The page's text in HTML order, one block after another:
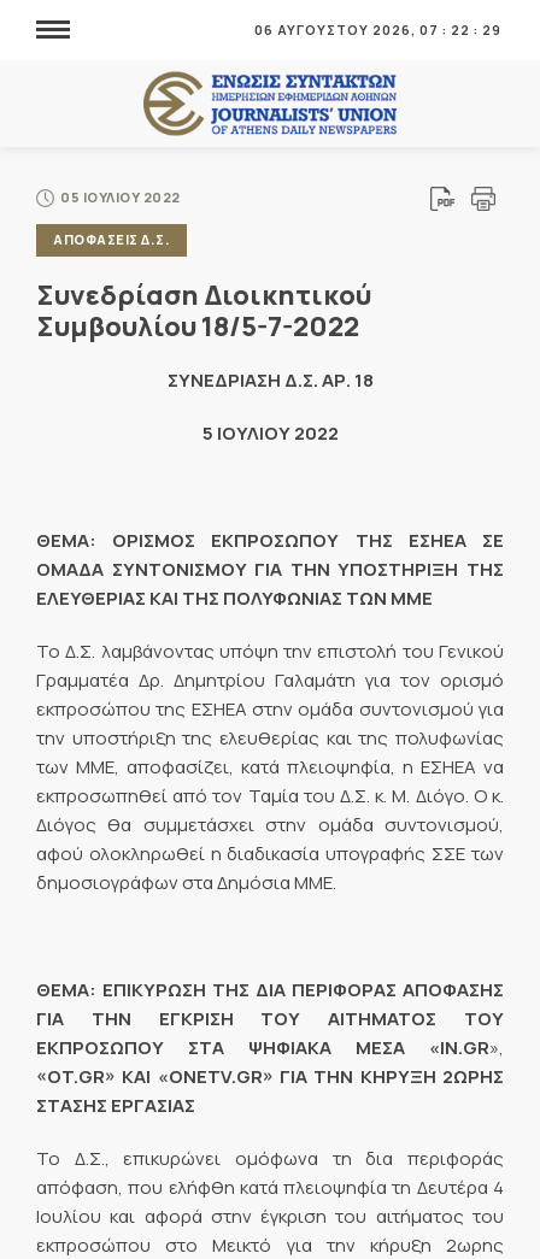
06 ΑΥΓΟΥΣΤΟΥ 2026, 07 : 22 : 29
05 ΙΟΥΛΙΟΥ 2022
ΑΠΟΦΑΣΕΙΣ Δ.Σ.
Συνεδρίαση Διοικητικού
Συμβουλίου 18/5-7-2022
ΣΥΝΕΔΡΙΑΣΗ Δ.Σ. ΑΡ. 18
5 ΙΟΥΛΙΟΥ 2022
ΘΕΜΑ: ΟΡΙΣΜΟΣ ΕΚΠΡΟΣΩΠΟΥ ΤΗΣ ΕΣΗΕΑ ΣΕ
ΟΜΑΔΑ ΣΥΝΤΟΝΙΣΜΟΥ ΓΙΑ ΤΗΝ ΥΠΟΣΤΗΡΙΞΗ ΤΗΣ
ΕΛΕΥΘΕΡΙΑΣ ΚΑΙ ΤΗΣ ΠΟΛΥΦΩΝΙΑΣ ΤΩΝ ΜΜΕ
Το Δ.Σ. λαμβάνοντας υπόψη την επιστολή του Γενικού
Γραμματέα Δρ. Δημητρίου Γαλαμάτη για τον ορισμό
εκπροσώπου της ΕΣΗΕΑ στην ομάδα συντονισμού για
την υποστήριξη της ελευθερίας και της πολυφωνίας
των ΜΜΕ, αποφασίζει, κατά πλειοψηφία, η ΕΣΗΕΑ να
εκπροσωπηθεί από τον Ταμία του Δ.Σ. κ. Μ. Διόγο. Ο κ.
Διόγος θα συμμετάσχει στην ομάδα συντονισμού,
αφού ολοκληρωθεί η διαδικασία υπογραφής ΣΣΕ των
δημοσιογράφων στα Δημόσια ΜΜΕ.
ΘΕΜΑ: ΕΠΙΚΥΡΩΣΗ ΤΗΣ ΔΙΑ ΠΕΡΙΦΟΡΑΣ ΑΠΟΦΑΣΗΣ
ΓΙΑ ΤΗΝ ΕΓΚΡΙΣΗ ΤΟΥ ΑΙΤΗΜΑΤΟΣ ΤΟΥ
ΕΚΠΡΟΣΩΠΟΥ ΣΤΑ ΨΗΦΙΑΚΑ ΜΕΣΑ «IN.GR»,
«OT.GR» ΚΑΙ «ONETV.GR» ΓΙΑ ΤΗΝ ΚΗΡΥΞΗ 2ΩΡΗΣ
ΣΤΑΣΗΣ ΕΡΓΑΣΙΑΣ
Το Δ.Σ., επικυρώνει ομόφωνα τη δια περιφοράς
απόφαση, που ελήφθη κατά πλειοψηφία τη Δευτέρα 4
Ιουλίου και αφορά στην έγκριση του αιτήματος του
εκπροσώπου στο Μεικτό για την κήρυξη 2ωρης